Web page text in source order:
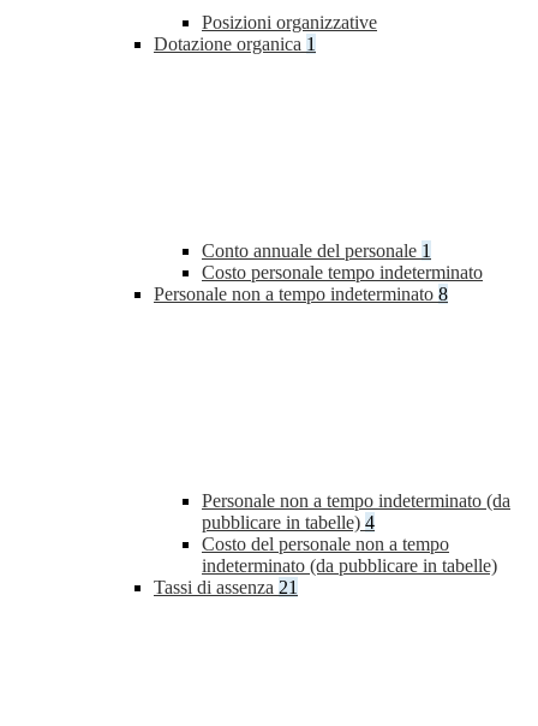
Posizioni organizzative
Dotazione organica 1
Conto annuale del personale 1
Costo personale tempo indeterminato
Personale non a tempo indeterminato 8
Personale non a tempo indeterminato (da
pubblicare in tabelle) 4
Costo del personale non a tempo
indeterminato (da pubblicare in tabelle)
Tassi di assenza 21